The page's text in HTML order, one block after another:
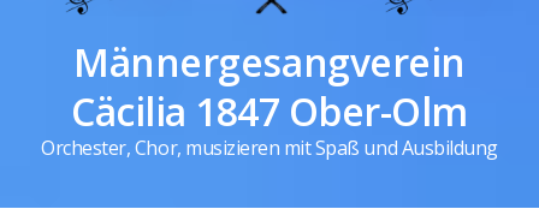
Männergesangverein
Cäcilia 1847 Ober-Olm
Orchester, Chor, musizieren mit Spaß und Ausbildung